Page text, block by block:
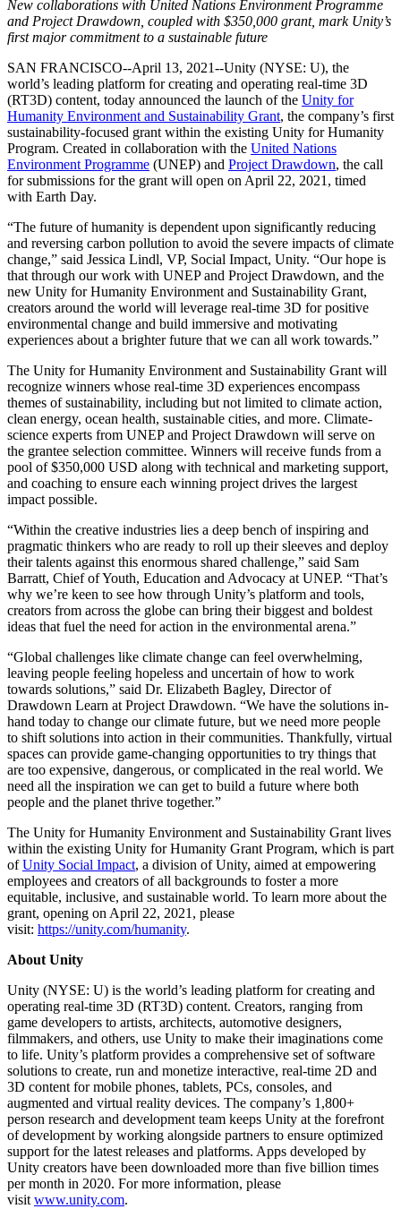
Unity
Анализ после запуска и операции с живыми играми
Развивайте
Привлечение пользователей
Будьте замечены и привлекайте мобильных пользователей
Встроенные покупки
Управляйте IAP в магазинах и D2C
Монетизация
Соединяйте игроков с подходящими играми
Рекламируйте с помощью Unity
Монетизируйте с помощью
Unity
Примеры использования
Мобильные игры
Создавайте и развивайте мобильные хиты с Unity
Инди-игры
Выпускайте большие игры с небольшими командами
XR-игры
Запускайте XR-игры на разных платформах
Многопользовательские игры
Упрощенное создание многопользовательских игр
Торговля
Автомобильная отрасль
Увеличьте инновации и впечатления в автомобиле
Посмотреть все отрасли
Дополнительная информация
Истории успеха из реальной жизни
Руководства по лучшим практикам
Советы и хитрости от экспертов
Демонстрационные проекты
Демо-версии, образцы и строительные блоки
Все ресурсы
Блог
Обновления, информация и технические советы
Новости
Новости, истории и пресс-центр
Присоединяйтесь к разработчикам, креаторам и инсайдерам
Празднование Unity-креаторов по всему миру
Практические руководства
Образование
Для студентов
Запустите свою карьеру
Для преподавателей
Улучшите свое преподавание
Принесите мощь Unity в ваше учебное заведение
Программы сертификации
Докажите свое мастерство в Unity
New collaborations with United Nations Environment Programme
and Project Drawdown, coupled with $350,000 grant, mark Unity’s
first major commitment to a sustainable future
SAN FRANCISCO--April 13, 2021--Unity (NYSE: U), the
world’s leading platform for creating and operating real-time 3D
(RT3D) content, today announced the launch of the Unity for
Humanity Environment and Sustainability Grant, the company’s first
sustainability-focused grant within the existing Unity for Humanity
Program. Created in collaboration with the United Nations
Environment Programme (UNEP) and Project Drawdown, the call
for submissions for the grant will open on April 22, 2021, timed
with Earth Day.
“The future of humanity is dependent upon significantly reducing
and reversing carbon pollution to avoid the severe impacts of climate
change,” said Jessica Lindl, VP, Social Impact, Unity. “Our hope is
that through our work with UNEP and Project Drawdown, and the
new Unity for Humanity Environment and Sustainability Grant,
creators around the world will leverage real-time 3D for positive
environmental change and build immersive and motivating
experiences about a brighter future that we can all work towards.”
The Unity for Humanity Environment and Sustainability Grant will
recognize winners whose real-time 3D experiences encompass
themes of sustainability, including but not limited to climate action,
clean energy, ocean health, sustainable cities, and more. Climate-
science experts from UNEP and Project Drawdown will serve on
the grantee selection committee. Winners will receive funds from a
pool of $350,000 USD along with technical and marketing support,
and coaching to ensure each winning project drives the largest
impact possible.
“Within the creative industries lies a deep bench of inspiring and
pragmatic thinkers who are ready to roll up their sleeves and deploy
their talents against this enormous shared challenge,” said Sam
Barratt, Chief of Youth, Education and Advocacy at UNEP. “That’s
why we’re keen to see how through Unity’s platform and tools,
creators from across the globe can bring their biggest and boldest
ideas that fuel the need for action in the environmental arena.”
“Global challenges like climate change can feel overwhelming,
leaving people feeling hopeless and uncertain of how to work
towards solutions,” said Dr. Elizabeth Bagley, Director of
Drawdown Learn at Project Drawdown. “We have the solutions in-
hand today to change our climate future, but we need more people
to shift solutions into action in their communities. Thankfully, virtual
spaces can provide game-changing opportunities to try things that
are too expensive, dangerous, or complicated in the real world. We
need all the inspiration we can get to build a future where both
people and the planet thrive together.”
The Unity for Humanity Environment and Sustainability Grant lives
within the existing Unity for Humanity Grant Program, which is part
ofUnity Social Impact, a division of Unity, aimed at empowering
employees and creators of all backgrounds to foster a more
equitable, inclusive, and sustainable world. To learn more about the
grant, opening on April 22, 2021, please
visit: https://unity.com/humanity.
About Unity
Unity (NYSE: U) is the world’s leading platform for creating and
operating real-time 3D (RT3D) content. Creators, ranging from
game developers to artists, architects, automotive designers,
filmmakers, and others, use Unity to make their imaginations come
to life. Unity’s platform provides a comprehensive set of software
solutions to create, run and monetize interactive, real-time 2D and
3D content for mobile phones, tablets, PCs, consoles, and
augmented and virtual reality devices. The company’s 1,800+
person research and development team keeps Unity at the forefront
of development by working alongside partners to ensure optimized
support for the latest releases and platforms. Apps developed by
Unity creators have been downloaded more than five billion times
per month in 2020. For more information, please
visit www.unity.com.